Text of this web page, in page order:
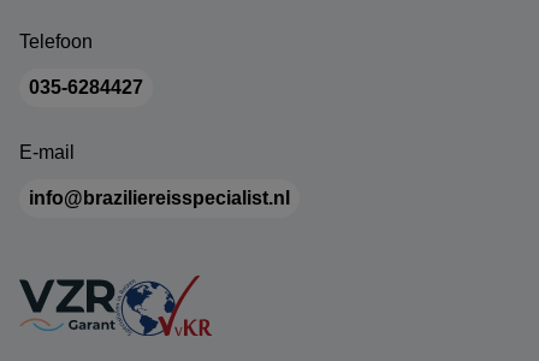
Telefoon
035-6284427
E-mail
info@braziliereisspecialist.nl